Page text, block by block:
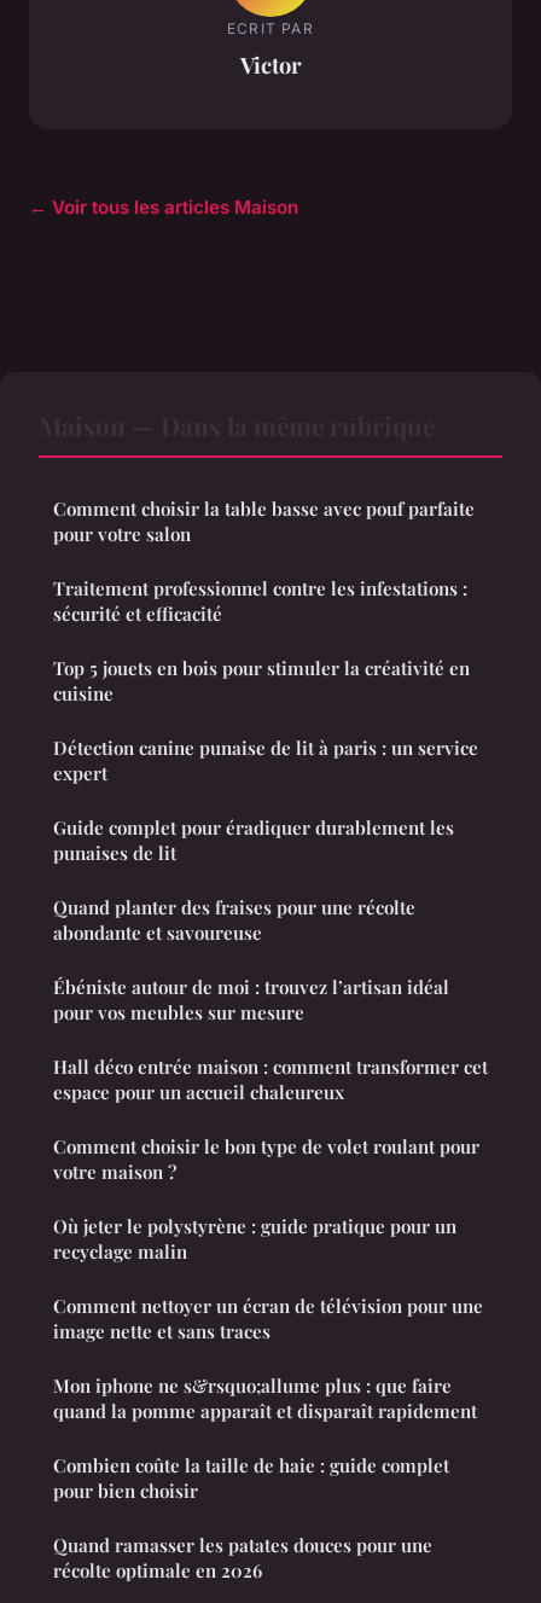
ECRIT PAR
Victor
← Voir tous les articles Maison
Comment choisir la table basse avec pouf parfaite
pour votre salon
Traitement professionnel contre les infestations :
sécurité et efficacité
Top 5 jouets en bois pour stimuler la créativité en
cuisine
Détection canine punaise de lit à paris : un service
expert
Guide complet pour éradiquer durablement les
punaises de lit
Quand planter des fraises pour une récolte
abondante et savoureuse
Ébéniste autour de moi : trouvez l’artisan idéal
pour vos meubles sur mesure
Hall déco entrée maison : comment transformer cet
espace pour un accueil chaleureux
Comment choisir le bon type de volet roulant pour
votre maison ?
Où jeter le polystyrène : guide pratique pour un
recyclage malin
Comment nettoyer un écran de télévision pour une
image nette et sans traces
Mon iphone ne s&rsquo;allume plus : que faire
quand la pomme apparaît et disparaît rapidement
Combien coûte la taille de haie : guide complet
pour bien choisir
Quand ramasser les patates douces pour une
récolte optimale en 2026